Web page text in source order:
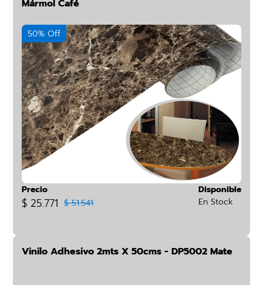
Mármol Café
50% Off
Precio
$ 25.771 $ 51.541
Disponible
En Stock
Vinilo Adhesivo 2mts X 50cms - DP5002 Mate